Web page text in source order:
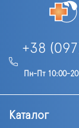
+38
Пн-Пт 10:00-
Каталог